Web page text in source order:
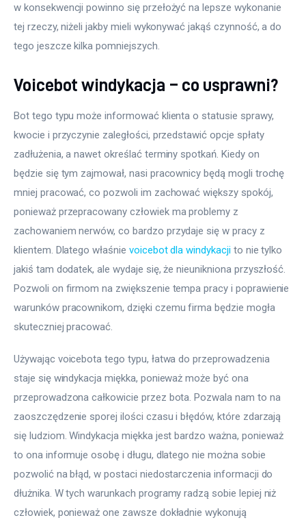
w konsekwencji powinno się przełożyć na lepsze wykonanie
tej rzeczy, niżeli jakby mieli wykonywać jakąś czynność, a do
tego jeszcze kilka pomniejszych.
Voicebot windykacja – co usprawni?
Bot tego typu może informować klienta o statusie sprawy,
kwocie i przyczynie zaległości, przedstawić opcje spłaty
zadłużenia, a nawet określać terminy spotkań. Kiedy on
będzie się tym zajmował, nasi pracownicy będą mogli trochę
mniej pracować, co pozwoli im zachować większy spokój,
ponieważ przepracowany człowiek ma problemy z
zachowaniem nerwów, co bardzo przydaje się w pracy z
klientem. Dlatego właśnie voicebot dla windykacji to nie tylko
jakiś tam dodatek, ale wydaje się, że nieunikniona przyszłość.
Pozwoli on firmom na zwiększenie tempa pracy i poprawienie
warunków pracownikom, dzięki czemu firma będzie mogła
skuteczniej pracować.
Używając voicebota tego typu, łatwa do przeprowadzenia
staje się windykacja miękka, ponieważ może być ona
przeprowadzona całkowicie przez bota. Pozwala nam to na
zaoszczędzenie sporej ilości czasu i błędów, które zdarzają
się ludziom. Windykacja miękka jest bardzo ważna, ponieważ
to ona informuje osobę i długu, dlatego nie można sobie
pozwolić na błąd, w postaci niedostarczenia informacji do
dłużnika. W tych warunkach programy radzą sobie lepiej niż
człowiek, ponieważ one zawsze dokładnie wykonują